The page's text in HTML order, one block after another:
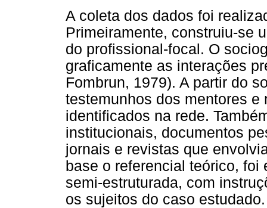
A coleta dos dados foi
Primeiramente, construiu-se
do profissional-focal. O
graficamente as interações
Fombrun, 1979). A partir do
testemunhos dos mentores
identificados na rede.
institucionais, documentos
jornais e revistas que
base o referencial teórico, foi
semi-estruturada, com
os sujeitos do caso estudado.